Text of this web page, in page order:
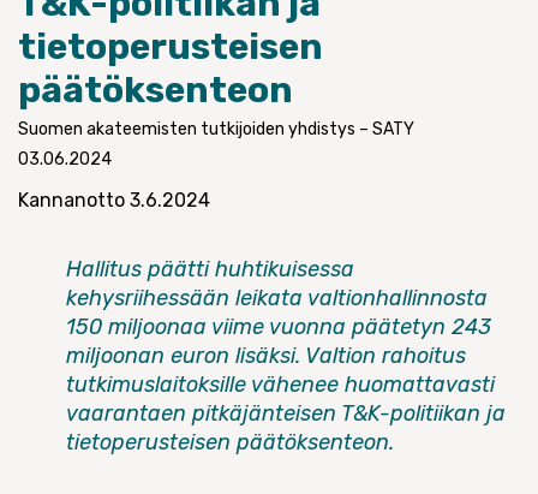
tietoperusteisen
päätöksenteon
Suomen akateemisten tutkijoiden yhdistys – SATY
03.06.2024
Kannanotto 3.6.2024
Hallitus päätti huhtikuisessa
kehysriihessään leikata valtionhallinnosta
150 miljoonaa viime vuonna päätetyn 243
miljoonan euron lisäksi. Valtion rahoitus
tutkimuslaitoksille vähenee huomattavasti
vaarantaen pitkäjänteisen T&K-politiikan ja
tietoperusteisen päätöksenteon.